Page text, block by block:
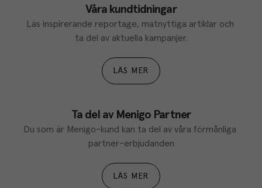
Våra kundtidningar
Läs inspirerande reportage, matnyttiga artiklar och
ta del av aktuella kampanjer.
LÄS MER
Ta del av Menigo Partner
Du som är Menigo-kund kan ta del av våra förmånliga
partner-erbjudanden
LÄS MER